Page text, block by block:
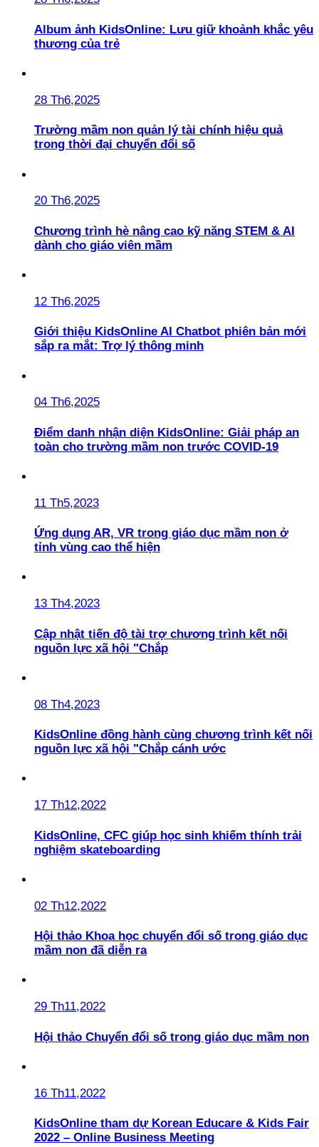
Album ảnh KidsOnline: Lưu giữ khoảnh khắc yêu
thương của trẻ
28 Th6,2025
Trường mầm non quản lý tài chính hiệu quả
trong thời đại chuyển đổi số
20 Th6,2025
Chương trình hè nâng cao kỹ năng STEM & AI
dành cho giáo viên mầm
12 Th6,2025
Giới thiệu KidsOnline AI Chatbot phiên bản mới
sắp ra mắt: Trợ lý thông minh
04 Th6,2025
Điểm danh nhận diện KidsOnline: Giải pháp an
toàn cho trường mầm non trước COVID-19
11 Th5,2023
Ứng dụng AR, VR trong giáo dục mầm non ở
tỉnh vùng cao thể hiện
13 Th4,2023
Cập nhật tiến độ tài trợ chương trình kết nối
nguồn lực xã hội "Chắp
08 Th4,2023
KidsOnline đồng hành cùng chương trình kết nối
nguồn lực xã hội "Chắp cánh ước
17 Th12,2022
KidsOnline, CFC giúp học sinh khiếm thính trải
nghiệm skateboarding
02 Th12,2022
Hội thảo Khoa học chuyển đổi số trong giáo dục
mầm non đã diễn ra
29 Th11,2022
Hội thảo Chuyển đổi số trong giáo dục mầm non
16 Th11,2022
KidsOnline tham dự Korean Educare & Kids Fair
2022 – Online Business Meeting